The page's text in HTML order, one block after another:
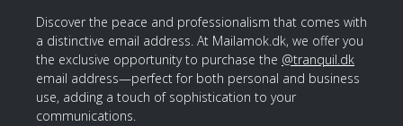
Discover the peace and professionalism that comes with
a distinctive email address. At Mailamok.dk, we offer you
the exclusive opportunity to purchase the @tranquil.dk
email address—perfect for both personal and business
use, adding a touch of sophistication to your
communications.